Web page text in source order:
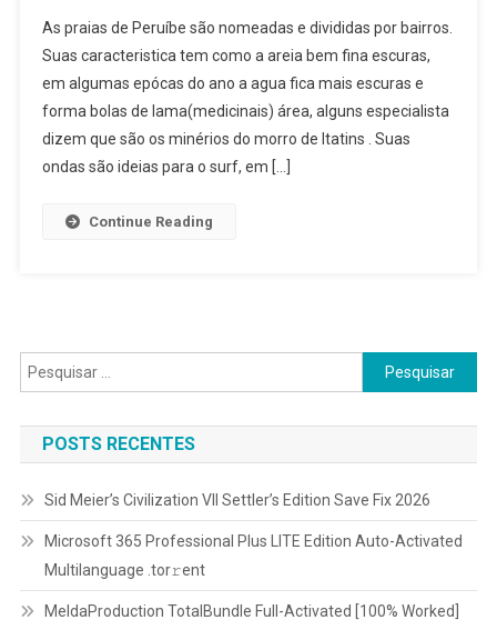
DO
CENTRO
As praias de Peruíbe são nomeadas e divididas por bairros.
Suas caracteristica tem como a areia bem fina escuras,
em algumas epócas do ano a agua fica mais escuras e
forma bolas de lama(medicinais) área, alguns especialista
dizem que são os minérios do morro de Itatins . Suas
ondas são ideias para o surf, em […]
Continue Reading
Pesquisar
por:
POSTS RECENTES
Sid Meier’s Civilization VII Settler’s Edition Save Fix 2026
Microsoft 365 Professional Plus LITE Edition Auto-Activated
Multilanguage .tоr𝚛еnt
MeldaProduction TotalBundle Full-Activated [100% Worked]